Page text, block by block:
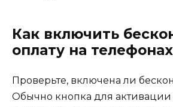
Как включить
оплату на
Проверьте, включена ли
Обычно кнопка для активации